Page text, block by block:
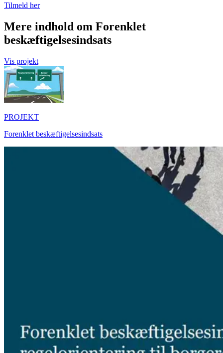
Tilmeld her
Mere indhold om Forenklet
beskæftigelsesindsats
Vis projekt
PROJEKT
Forenklet beskæftigelsesindsats